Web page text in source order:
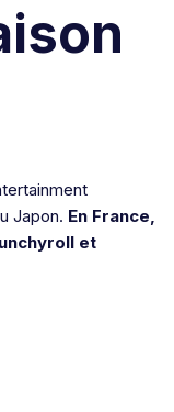
Japon. En France,
et